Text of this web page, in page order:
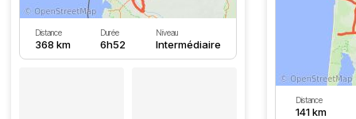
Distance
368 km
Durée
6h52
Niveau
Intermédiaire
Distance
141 km